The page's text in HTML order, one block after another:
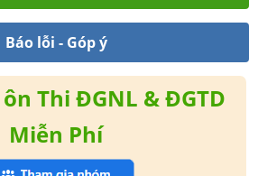
Báo lỗi - Góp ý
Thi ĐGNL & ĐGTD
Miễn Phí